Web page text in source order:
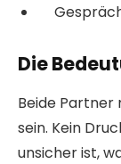
Die
Beide Partner
sein. Kein
unsicher ist,